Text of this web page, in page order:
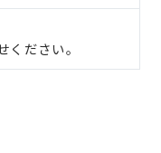
ださい。